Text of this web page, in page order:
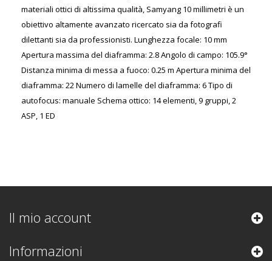
materiali ottici di altissima qualità, Samyang 10 millimetri è un
obiettivo altamente avanzato ricercato sia da fotografi
dilettanti sia da professionisti. Lunghezza focale: 10 mm
Apertura massima del diaframma: 2.8 Angolo di campo: 105.9°
Distanza minima di messa a fuoco: 0.25 m Apertura minima del
diaframma: 22 Numero di lamelle del diaframma: 6 Tipo di
autofocus: manuale Schema ottico: 14 elementi, 9 gruppi, 2
ASP, 1 ED
Il mio account
Informazioni